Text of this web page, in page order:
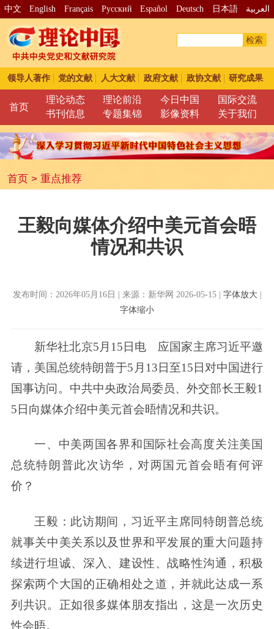
中文 English Français Pусский Español Deutsch 日本語 العربية
检索
领导人著作 党的文献 人大文献 政府文献 政协文献 研究成果
首页
理论动态 理论前沿 今日中国
国际交流
书刊信息
专题集锦 影像资料 关于我们
首页> 重点推荐
王毅向媒体介绍中美元首会晤
情况和共识
发布时间：2026年05月16日 | 来源：新华网 2026-05-15 | 字体放大|
字体缩小
新华社北京5月15日电 应国家主席习近平邀
请，美国总统特朗普于5月13日至15日对中国进行
国事访问。中共中央政治局委员、外交部长王毅1
5日向媒体介绍中美元首会晤情况和共识。
一、中美两国各界和国际社会高度关注美国
总统特朗普此次访华，对两国元首会晤有何评
价？
王毅：此访期间，习近平主席同特朗普总统
就事关中美关系以及世界和平发展的重大问题持
续进行坦诚、深入、建设性、战略性沟通，积极
探索两个大国的正确相处之道，并就此达成一系
列共识。正如很多媒体朋友指出，这是一次历史
性会晤。